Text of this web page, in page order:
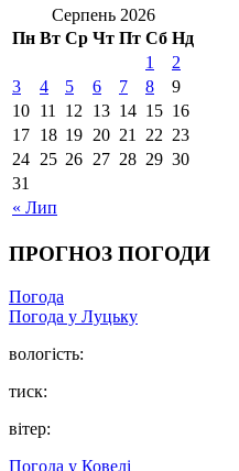
Серпень 2026
Пн Вт Ср Чт Пт Сб Нд
« Лип
1
2
3
4 5 6 7 8
9
10 11 12 13 14 15 16
17 18 19 20 21 22 23
24 25 26 27 28 29 30
31
ПРОГНОЗ ПОГОДИ
Погода
Погода у Луцьку
вологість:
тиск:
вітер:
Погода у Ковелі